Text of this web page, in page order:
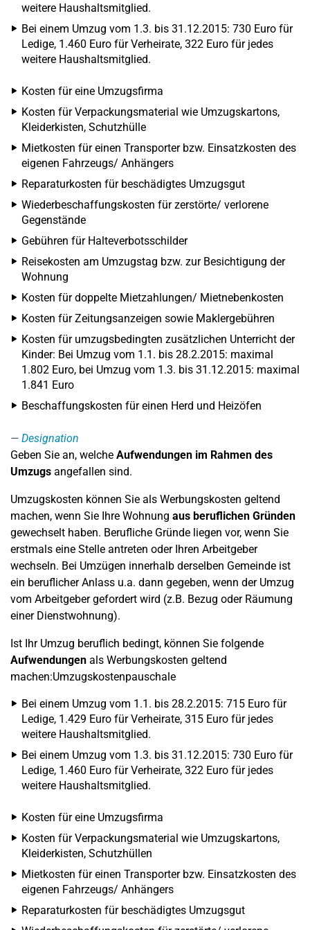
weitere Haushaltsmitglied.
Bei einem Umzug vom 1.3. bis 31.12.2015: 730 Euro für
Ledige, 1.460 Euro für Verheirate, 322 Euro für jedes
weitere Haushaltsmitglied.
Kosten für eine Umzugsfirma
Kosten für Verpackungsmaterial wie Umzugskartons,
Kleiderkisten, Schutzhülle
Mietkosten für einen Transporter bzw. Einsatzkosten des
eigenen Fahrzeugs/ Anhängers
Reparaturkosten für beschädigtes Umzugsgut
Wiederbeschaffungskosten für zerstörte/ verlorene
Gegenstände
Gebühren für Halteverbotsschilder
Reisekosten am Umzugstag bzw. zur Besichtigung der
Wohnung
Kosten für doppelte Mietzahlungen/ Mietnebenkosten
Kosten für Zeitungsanzeigen sowie Maklergebühren
Kosten für umzugsbedingten zusätzlichen Unterricht der
Kinder: Bei Umzug vom 1.1. bis 28.2.2015: maximal
1.802 Euro, bei Umzug vom 1.3. bis 31.12.2015: maximal
1.841 Euro
Beschaffungskosten für einen Herd und Heizöfen
Designation
Geben Sie an, welche Aufwendungen im Rahmen des
Umzugs angefallen sind.
Umzugskosten können Sie als Werbungskosten geltend
machen, wenn Sie Ihre Wohnung aus beruflichen Gründen
gewechselt haben. Berufliche Gründe liegen vor, wenn Sie
erstmals eine Stelle antreten oder Ihren Arbeitgeber
wechseln. Bei Umzügen innerhalb derselben Gemeinde ist
ein beruflicher Anlass u.a. dann gegeben, wenn der Umzug
vom Arbeitgeber gefordert wird (z.B. Bezug oder Räumung
einer Dienstwohnung).
Ist Ihr Umzug beruflich bedingt, können Sie folgende
Aufwendungen als Werbungskosten geltend
machen:Umzugskostenpauschale
Bei einem Umzug vom 1.1. bis 28.2.2015: 715 Euro für
Ledige, 1.429 Euro für Verheirate, 315 Euro für jedes
weitere Haushaltsmitglied.
Bei einem Umzug vom 1.3. bis 31.12.2015: 730 Euro für
Ledige, 1.460 Euro für Verheirate, 322 Euro für jedes
weitere Haushaltsmitglied.
Kosten für eine Umzugsfirma
Kosten für Verpackungsmaterial wie Umzugskartons,
Kleiderkisten, Schutzhüllen
Mietkosten für einen Transporter bzw. Einsatzkosten des
eigenen Fahrzeugs/ Anhängers
Reparaturkosten für beschädigtes Umzugsgut